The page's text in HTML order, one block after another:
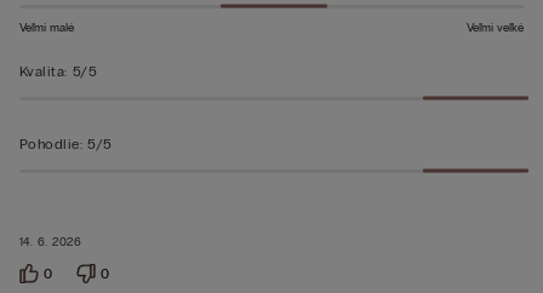
14. 6. 2026
Veľmi malé Veľmi veľké
Kvalita: 5/5
Pohodlie: 5/5
0 0